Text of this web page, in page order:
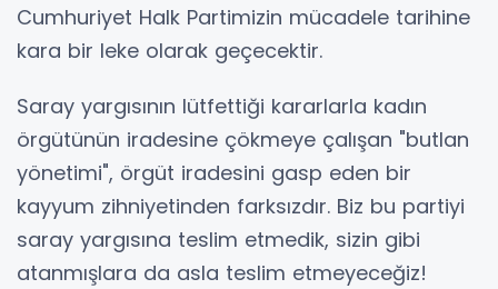
Cumhuriyet Halk Partimizin mücadele tarihine
kara bir leke olarak geçecektir.
Saray yargısının lütfettiği kararlarla kadın
örgütünün iradesine çökmeye çalışan "butlan
yönetimi", örgüt iradesini gasp eden bir
kayyum zihniyetinden farksızdır. Biz bu partiyi
saray yargısına teslim etmedik, sizin gibi
atanmışlara da asla teslim etmeyeceğiz!